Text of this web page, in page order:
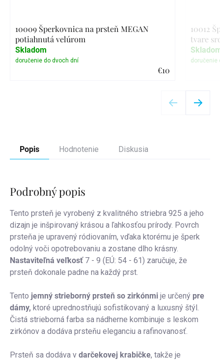
10009 Šperkovnica na prsteň MEGAN
potiahnutá velúrom
€10
Skladom
10012
tvare
Popis Hodnotenie Diskusia
Podrobný popis
Tento prsteň je vyrobený z kvalitného striebra 925 a jeho
dizajn je inšpirovaný krásou a ľahkosťou prírody. Povrch
prsteňa je upravený ródiovaním, vďaka ktorému je šperk
odolný voči opotrebovaniu a zostane dlho krásny.
Nastaviteľná veľkosť7 - 9 (EÚ: 54 - 61) zaručuje, že
prsteň dokonale padne na každý prst.
Tento jemný strieborný prsteň so zirkónmi je určený pre
dámy, ktoré uprednostňujú sofistikovaný a luxusný štýl.
Čistá strieborná farba sa nádherne kombinuje s leskom
zirkónov a dodáva prsteňu eleganciu a rafinovanosť.
Prsteň sa dodáva v darčekovej krabičke, takže je